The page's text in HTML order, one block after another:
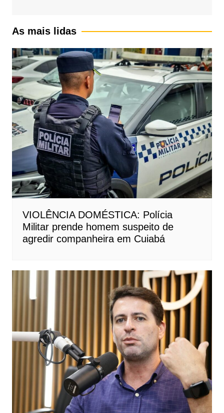
As mais lidas
VIOLÊNCIA DOMÉSTICA: Polícia
Militar prende homem suspeito de
agredir companheira em Cuiabá